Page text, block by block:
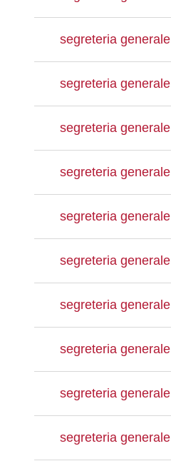
segreteria generale
segreteria generale
segreteria generale
segreteria generale
segreteria generale
segreteria generale
segreteria generale
segreteria generale
segreteria generale
segreteria generale